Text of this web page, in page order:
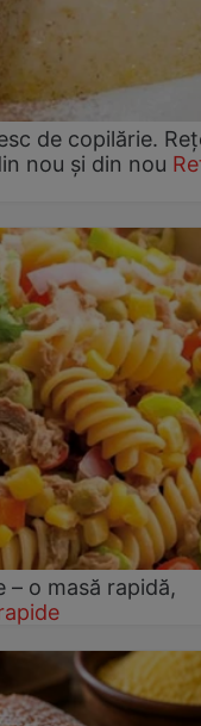
de copilărie.
nou și din nou
– o masă rapidă,